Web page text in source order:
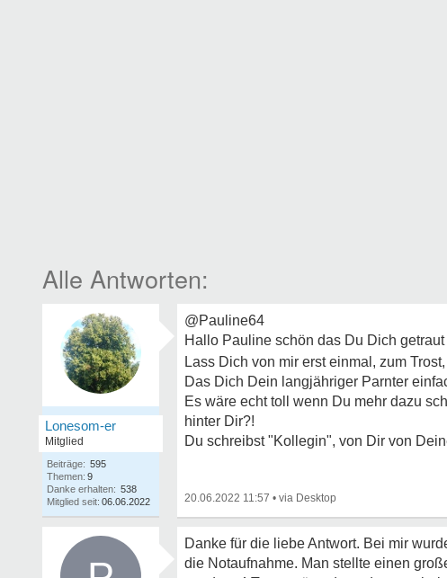
Lonesom-er
Mitglied
Beiträge: 595
Themen: 9
Danke erhalten: 538
Mitglied seit: 06.06.2022
@Pauline64
Hallo Pauline schön das Du Dich
Lass Dich von mir erst einmal, zum
Das Dich Dein langjähriger Parnter
Es wäre echt toll wenn Du mehr dazu
hinter Dir?!
Du schreibst "Kollegin", von Dir von
20.06.2022 11:57 •
Danke für die liebe Antwort. Bei mir
die Notaufnahme. Man stellte einen